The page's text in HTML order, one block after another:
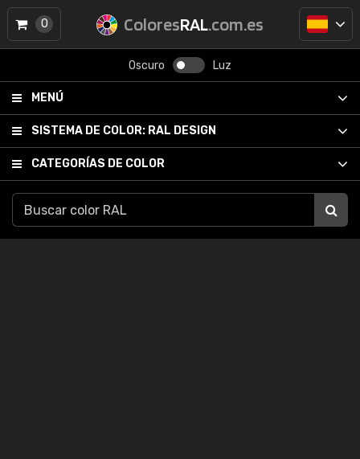
ColoresRAL.com.es
Oscuro Luz
MENÚ
SISTEMA DE COLOR: RAL DESIGN
CATEGORÍAS DE COLOR
0